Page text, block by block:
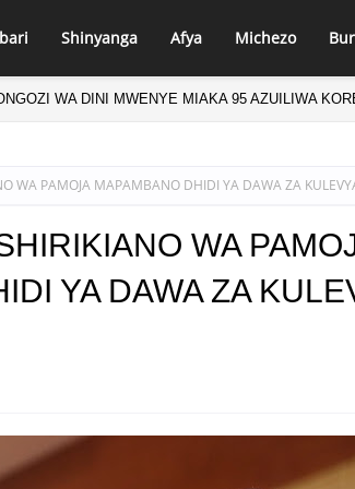
Shinyanga Afya Michezo
WA DINI MWENYE MIAKA 95 AZUILIWA
WA PAMOJA MAPAMBANO DHIDI YA DAWA ZA
WA
YA DAWA ZA